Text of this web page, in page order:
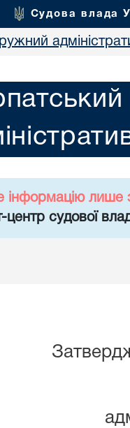
Судова влада
інформацію лише
центр судової